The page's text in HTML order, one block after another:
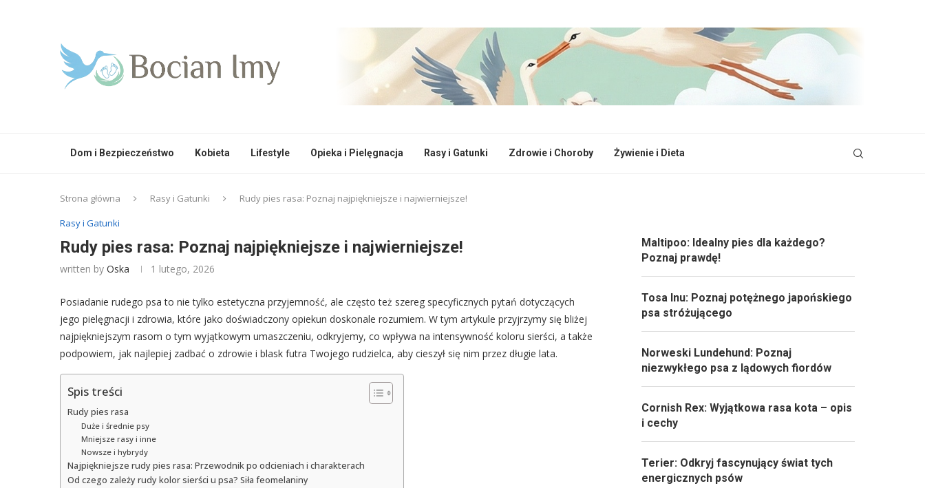
Dom i Bezpieczeństwo Kobieta Lifestyle Opieka i Pielęgnacja Rasy i Gatunki Zdrowie i Choroby Żywienie i Dieta
Strona główna Rasy i Gatunki
Rudy pies rasa: Poznaj najpiękniejsze i najwierniejsze!
Rasy i Gatunki
Rudy pies rasa: Poznaj najpiękniejsze i najwierniejsze!
written by Oska 1 lutego, 2026
Posiadanie rudego psa to nie tylko estetyczna przyjemność, ale często też szereg specyficznych pytań dotyczących
jego pielęgnacji i zdrowia, które jako doświadczony opiekun doskonale rozumiem. W tym artykule przyjrzymy się bliżej
najpiękniejszym rasom o tym wyjątkowym umaszczeniu, odkryjemy, co wpływa na intensywność koloru sierści, a także
podpowiem, jak najlepiej zadbać o zdrowie i blask futra Twojego rudzielca, aby cieszył się nim przez długie lata.
Spis treści
Rudy pies rasa
Duże i średnie psy
Mniejsze rasy i inne
Nowsze i hybrydy
Najpiękniejsze rudy pies rasa: Przewodnik po odcieniach i charakterach
Od czego zależy rudy kolor sierści u psa? Siła feomelaniny
Maltipoo: Idealny pies dla każdego?
Poznaj prawdę!
Tosa Inu: Poznaj potężnego japońskiego
psa stróżującego
Norweski Lundehund: Poznaj
niezwykłego psa z lądowych fiordów
Cornish Rex: Wyjątkowa rasa kota – opis
i cechy
Terier: Odkryj fascynujący świat tych
energicznych psów